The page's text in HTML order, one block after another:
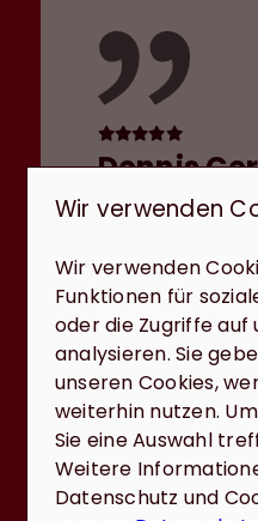
Dennis
Sehr gute,
Erzielte für mich
Verkaufspreis
Problemen
gute Beratung
Nur zu
Wir verwenden
Wir verwenden
Funktionen für
oder die Zugriffe auf
analysieren. Sie
unseren Cookies,
weiterhin nutzen.
Sie eine Auswahl
Weitere
Datenschutz und